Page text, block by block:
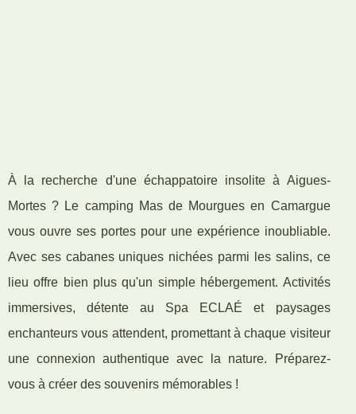
À la recherche d'une échappatoire insolite à Aigues-
Mortes ? Le camping Mas de Mourgues en Camargue
vous ouvre ses portes pour une expérience inoubliable.
Avec ses cabanes uniques nichées parmi les salins, ce
lieu offre bien plus qu'un simple hébergement. Activités
immersives, détente au Spa ECLAÉ et paysages
enchanteurs vous attendent, promettant à chaque visiteur
une connexion authentique avec la nature. Préparez-
vous à créer des souvenirs mémorables !